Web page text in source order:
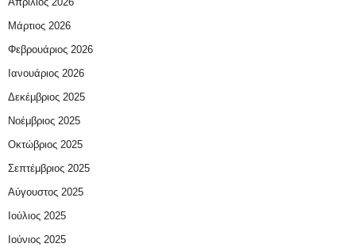
Μάρτιος 2026
Φεβρουάριος 2026
Ιανουάριος 2026
Δεκέμβριος 2025
Νοέμβριος 2025
Οκτώβριος 2025
Σεπτέμβριος 2025
Αύγουστος 2025
Ιούλιος 2025
Ιούνιος 2025